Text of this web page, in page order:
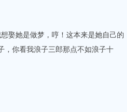
她是做梦，哼！这本来是她自己的
，你看我浪子三郎那点不如浪子十